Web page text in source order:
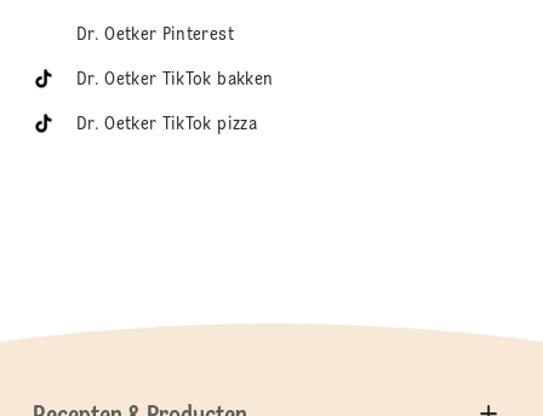
Dr. Oetker Pinterest
Dr. Oetker TikTok bakken
Dr. Oetker TikTok pizza